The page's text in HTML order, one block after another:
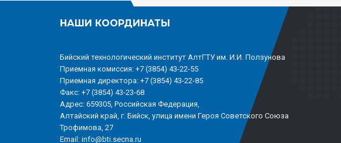
НАШИ КООРДИНАТЫ
Бийский технологический институт АлтГТУ им. И.И. Ползунова
Приемная комиссия: +7 (3854) 43-22-55
Приемная директора: +7 (3854) 43-22-85
Факс: +7 (3854) 43-23-68
Адрес: 659305, Российская Федерация,
Алтайский край, г. Бийск, улица имени Героя Советского Союза
Трофимова, 27
Email: info@bti.secna.ru